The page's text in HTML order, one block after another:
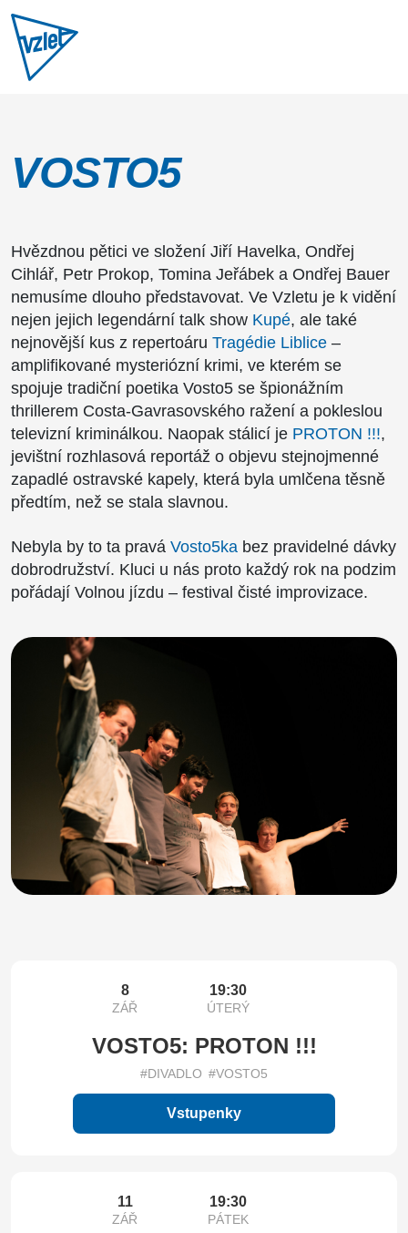
VOSTO5
Hvězdnou pětici ve složení Jiří Havelka, Ondřej
Cihlář, Petr Prokop, Tomina Jeřábek a Ondřej Bauer
nemusíme dlouho představovat. Ve Vzletu je k vidění
nejen jejich legendární talk show Kupé, ale také
nejnovější kus z repertoáru Tragédie Liblice –
amplifikované mysteriózní krimi, ve kterém se
spojuje tradiční poetika Vosto5 se špionážním
thrillerem Costa-Gavrasovského ražení a pokleslou
televizní kriminálkou. Naopak stálicí je PROTON !!!,
jevištní rozhlasová reportáž o objevu stejnojmenné
zapadlé ostravské kapely, která byla umlčena těsně
předtím, než se stala slavnou.
Nebyla by to ta pravá Vosto5ka bez pravidelné dávky
dobrodružství. Kluci u nás proto každý rok na podzim
pořádají Volnou jízdu – festival čisté improvizace.
8
ZÁŘ
19:30
ÚTERÝ
VOSTO5: PROTON !!!
#DIVADLO #VOSTO5
Vstupenky
11
ZÁŘ
19:30
PÁTEK